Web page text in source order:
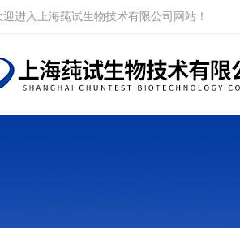
进入上海莼试生物技术有限公司网站！